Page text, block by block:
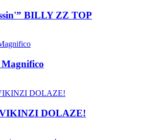
BILLY ZZ TOP
DOLAZE!